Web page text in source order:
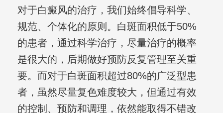
对于白癜风的治疗，我们始终倡导科学、
规范、个体化的原则。白斑面积低于50%
的患者，通过科学治疗，尽量治疗的概率
是很大的，后期做好预防反复管理至关重
要。而对于白斑面积超过80%的广泛型患
者，虽然尽量复色难度较大，但通过有效
的控制、预防和调理，依然能取得不错改